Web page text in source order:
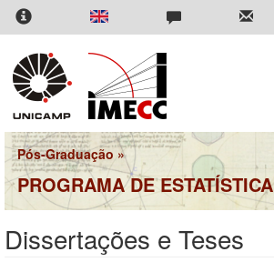
Pular
para
conteúdo
principal
Pós-Graduação »
PROGRAMA DE ESTATÍSTICA
Dissertações e Teses